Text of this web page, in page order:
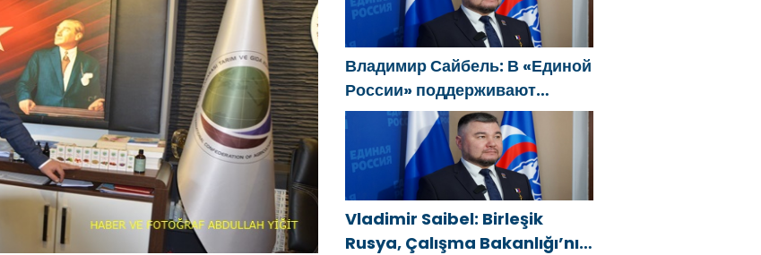
Владимир Сайбель: В «Единой
России» поддерживают
решение Минтруда упростить
для бывших участников СВО
получение соцконтракта
Vladimir Saibel: Birleşik
Rusya, Çalışma Bakanlığı’nın